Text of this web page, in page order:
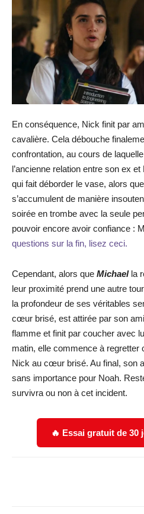
En conséquence, Nick finit par
cavalière. Cela débouche
confrontation, au cours de
l’ancienne relation entre son ex et
qui fait déborder le vase, alors
s’accumulent de manière
soirée en trombe avec la seule
pouvoir encore avoir confiance :
questions sur la fin, lisez ceci.
Cependant, alors que Michael la
leur proximité prend une autre
la profondeur de ses véritables
cœur brisé, est attirée par son
flamme et finit par coucher avec
matin, elle commence à regretter
Nick au cœur brisé. Au final, son
sans importance pour Noah.
survivra ou non à cet incident.
🔥 Essai gratuit de 30